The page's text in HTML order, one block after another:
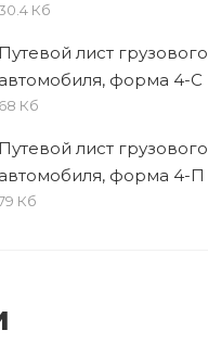
30.4 Кб
Путевой лист грузового
автомобиля, форма 4-С
68 Кб
Путевой лист грузового
автомобиля, форма 4-П
Кб